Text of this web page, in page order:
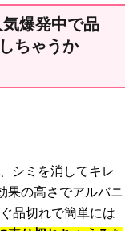
爆発中で品
ちゃうか
シミを消してキレ
果の高さでアルバニ
品切れで簡単には